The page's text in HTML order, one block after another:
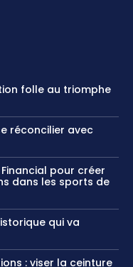
folle au triomphe
réconcilier avec
Financial pour créer
dans les sports de
qui va
: viser la ceinture